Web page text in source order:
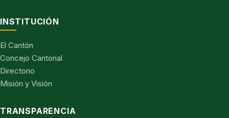
INSTITUCIÓN
El Cantón
Concejo Cantonal
Directorio
Misión y Visión
TRANSPARENCIA